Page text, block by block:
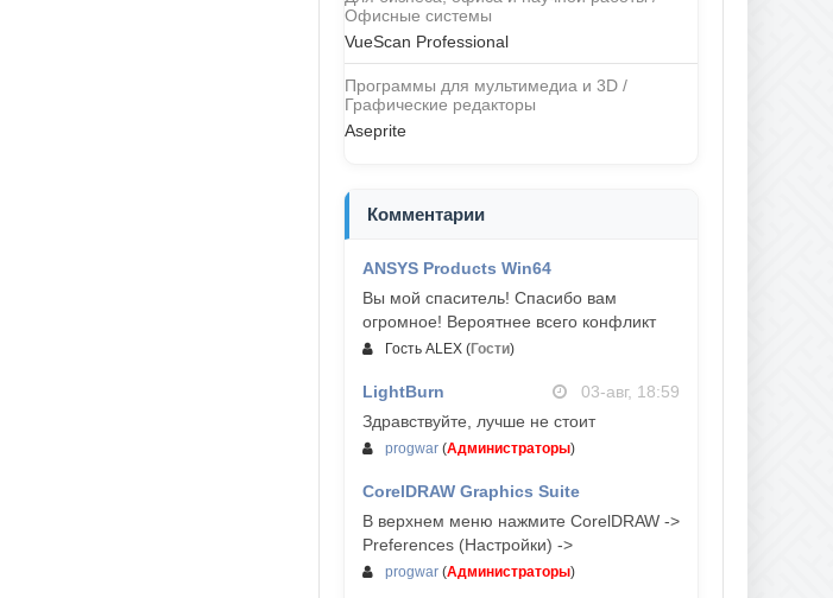
Офисные системы
VueScan Professional
Программы для мультимедиа и 3D /
Графические редакторы
Aseprite
Комментарии
ANSYS Products Win64
Вы мой спаситель! Спасибо вам
огромное! Вероятнее всего конфликт
Гость ALEX (Гости)
LightBurn
03-авг, 18:59
Здравствуйте, лучше не стоит
progwar (Администраторы)
CorelDRAW Graphics Suite
03-авг, 18:58
В верхнем меню нажмите CorelDRAW ->
Preferences (Настройки) ->
progwar (Администраторы)